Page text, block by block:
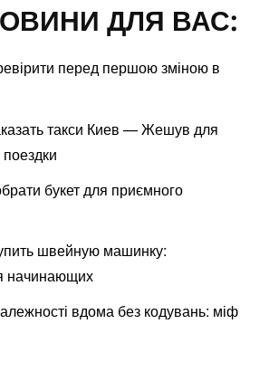
ДЛЯ ВАС:
перед першою зміною в
такси Киев — Жешув для
букет для приємного
швейную машинку:
начинающих
вдома без кодувань: міф